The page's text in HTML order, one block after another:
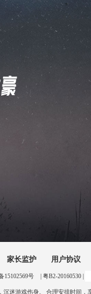
家长监护 用户协议
15102569号 | 粤B2-20160530 |
迷游戏伤身。 合理安排时间，